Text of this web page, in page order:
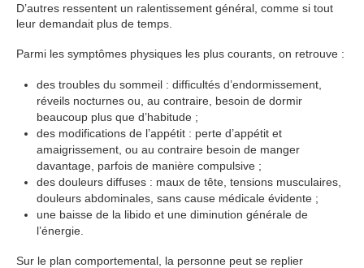
D’autres ressentent un ralentissement général, comme si tout
leur demandait plus de temps.
Parmi les symptômes physiques les plus courants, on retrouve :
des troubles du sommeil : difficultés d’endormissement,
réveils nocturnes ou, au contraire, besoin de dormir
beaucoup plus que d’habitude ;
des modifications de l’appétit : perte d’appétit et
amaigrissement, ou au contraire besoin de manger
davantage, parfois de manière compulsive ;
des douleurs diffuses : maux de tête, tensions musculaires,
douleurs abdominales, sans cause médicale évidente ;
une baisse de la libido et une diminution générale de
l’énergie.
Sur le plan comportemental, la personne peut se replier